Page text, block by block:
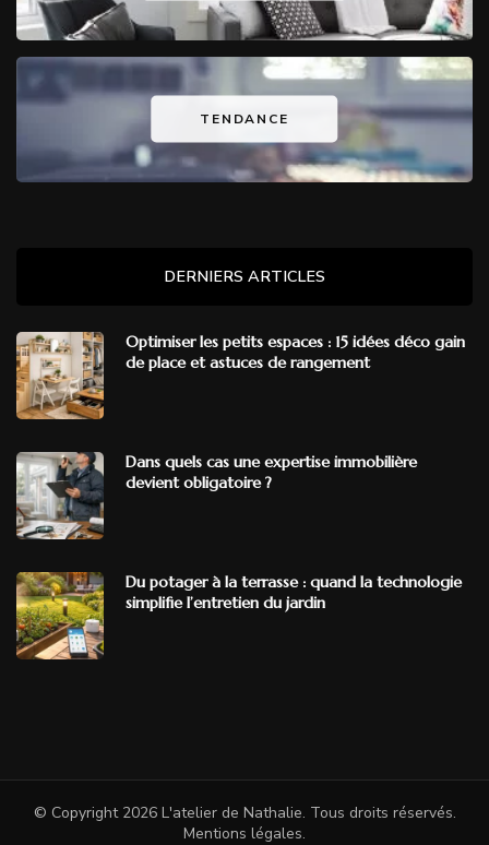
TENDANCE
DERNIERS ARTICLES
Optimiser les petits espaces : 15 idées déco gain
de place et astuces de rangement
Dans quels cas une expertise immobilière
devient obligatoire ?
Du potager à la terrasse : quand la technologie
simplifie l’entretien du jardin
© Copyright 2026 L'atelier de Nathalie. Tous droits réservés.
Mentions légales.